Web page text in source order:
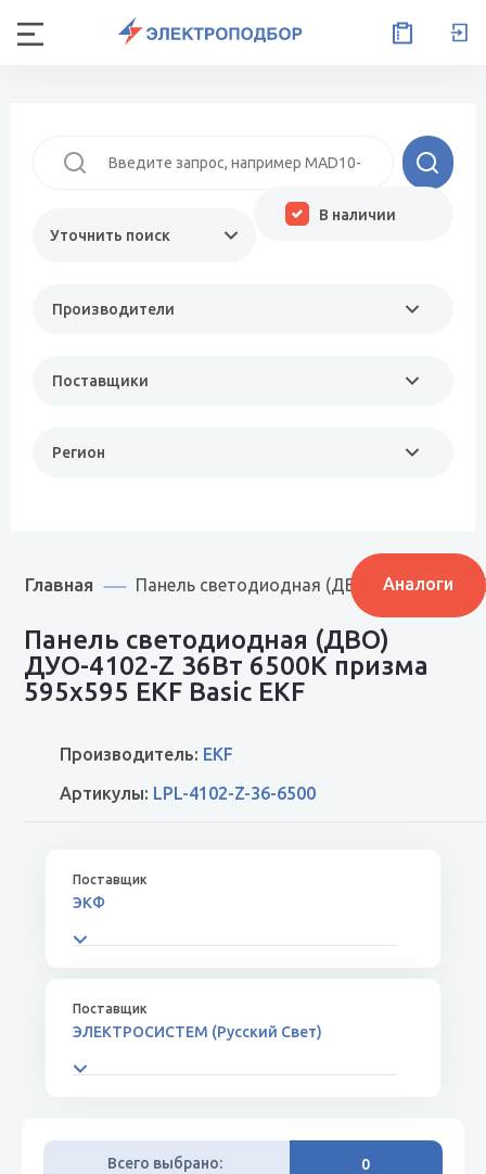
Уточнить поиск
Производители
Поставщики
Регион
В наличии
Главная Панель светодиодная (ДВО) ДУО-4102-Z
Аналоги
Панель светодиодная (ДВО)
ДУО-4102-Z 36Вт 6500К призма
595х595 EKF Basic EKF
Производитель: EKF
Артикулы: LPL-4102-Z-36-6500
ЭКФ
ЭЛЕКТРОСИСТЕМ (Русский Свет)
Всего выбрано: 0